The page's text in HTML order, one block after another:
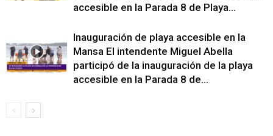
accesible en la Parada 8 de Playa...
Inauguración de playa accesible en la
Mansa El intendente Miguel Abella
participó de la inauguración de la playa
accesible en la Parada 8 de...